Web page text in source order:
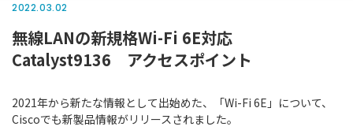
新着情報
会社情報
2022.03.02
無線LANの新規格Wi-Fi 6E対応
Catalyst9136 アクセスポイント
2021年から新たな情報として出始めた、「Wi-Fi 6E」について、
Ciscoでも新製品情報がリリースされました。